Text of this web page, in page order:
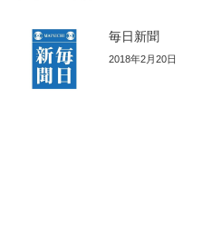
毎日新聞
2018年2月20日